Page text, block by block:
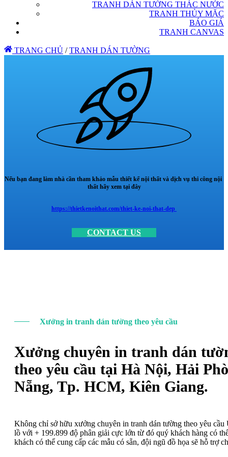
TRANH DÁN TƯỜNG THÁC NƯỚC
TRANH THỦY MẶC
BÁO GIÁ
TRANH CANVAS
TRANG CHỦ / TRANH DÁN TƯỜNG
Nếu bạn đang làm nhà cần tham khảo mẫu thiết kế nội thất và dịch vụ thi công nội
thất hãy xem tại đây
https://thietkenoithat.com/thiet-ke-noi-that-dep
CONTACT US
Xưởng in tranh dán tường theo yêu cầu
Xưởng chuyên in tranh dán
theo yêu cầu tại Hà Nội, Hải
Nẵng, Tp. HCM, Kiên Giang.
Không chỉ sở hữu xưởng chuyên in tranh dán tường theo yêu
lồ với + 199.899 độ phân giải cực lớn từ đó quý khách hàng có
khách có thể cung cấp các mẫu có sẵn, đội ngũ đồ họa sẽ hỗ trợ